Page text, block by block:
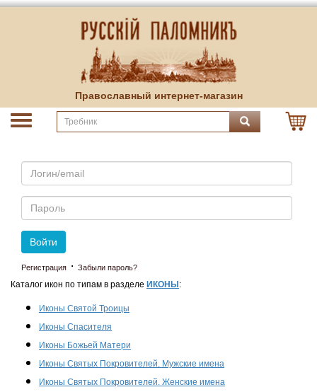
Православный интернет-магазин
Email
Пароль
Войти
Регистрация · Забыли пароль?
Каталог икон по типам в разделе ИКОНЫ :
Иконы Святой Троицы
Иконы Спасителя
Иконы Божьей Матери
Иконы Святых Покровителей. Мужские имена
Иконы Святых Покровителей. Женские имена